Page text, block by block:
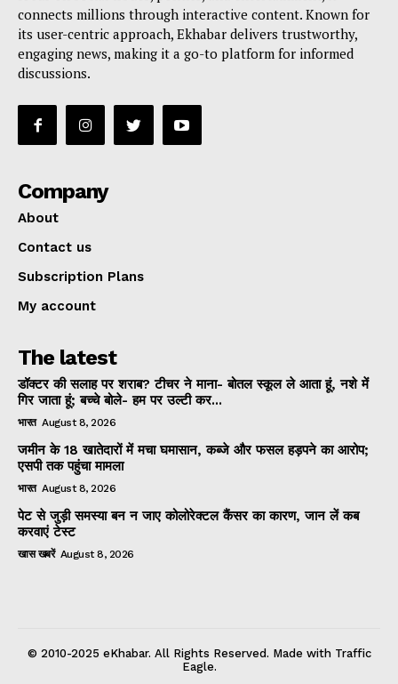
connects millions through interactive content. Known for
its user-centric approach, Ekhabar delivers trustworthy,
engaging news, making it a go-to platform for informed
discussions.
Company
About
Contact us
Subscription Plans
My account
The latest
डॉक्टर की सलाह पर शराब? टीचर ने माना- बोतल स्कूल ले आता हूं, नशे में
गिर जाता हूं; बच्चे बोले- हम पर उल्टी कर...
भारत August 8, 2026
जमीन के 18 खातेदारों में मचा घमासान, कब्जे और फसल हड़पने का आरोप;
एसपी तक पहुंचा मामला
भारत August 8, 2026
पेट से जुड़ी समस्या बन न जाए कोलोरेक्टल कैंसर का कारण, जान लें कब
करवाएं टेस्ट
खास खबरें August 8, 2026
© 2010-2025 eKhabar. All Rights Reserved. Made with Traffic
Eagle.